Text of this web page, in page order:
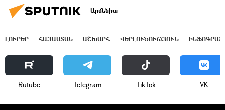
Արմենիա
ԼՈՒՐԵՐ ՀԱՅԱՍՏԱՆ ԱՇԽԱՐՀ ՎԵՐԼՈՒԾՈՒԹՅՈՒՆ
Rutube Telegram ТikТоk VK